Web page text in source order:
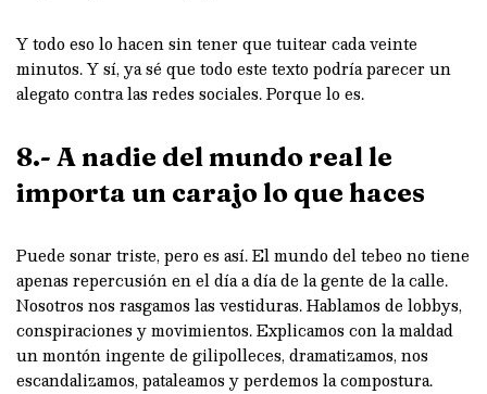
Y todo eso lo hacen sin tener que tuitear cada veinte
minutos. Y sí, ya sé que todo este texto podría parecer un
alegato contra las redes sociales. Porque lo es.
8.- A nadie del mundo real le
importa un carajo lo que haces
Puede sonar triste, pero es así. El mundo del tebeo no tiene
apenas repercusión en el día a día de la gente de la calle.
Nosotros nos rasgamos las vestiduras. Hablamos de lobbys,
conspiraciones y movimientos. Explicamos con la maldad
un montón ingente de gilipolleces, dramatizamos, nos
escandalizamos, pataleamos y perdemos la compostura.